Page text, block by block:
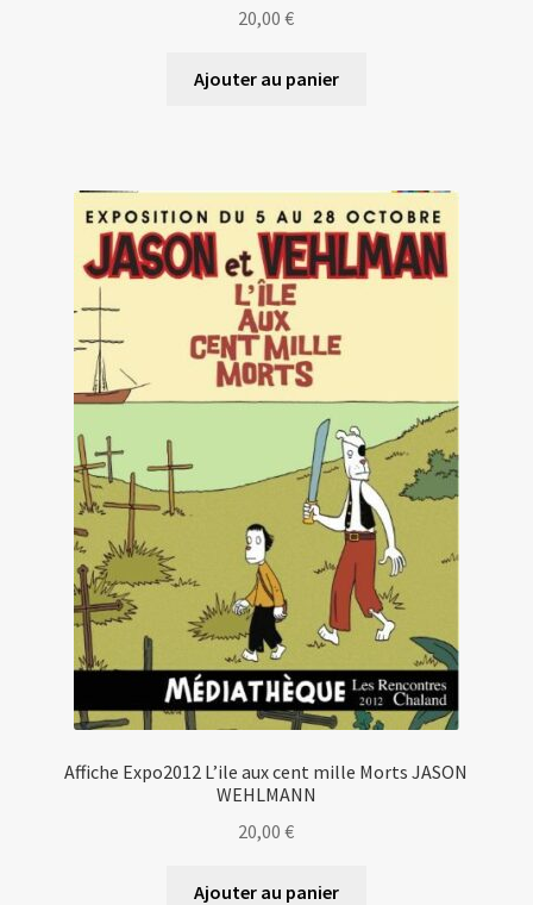
20,00€
Ajouter au panier
Affiche Expo2012 L’ile aux cent mille Morts JASON
WEHLMANN
20,00€
Ajouter au panier